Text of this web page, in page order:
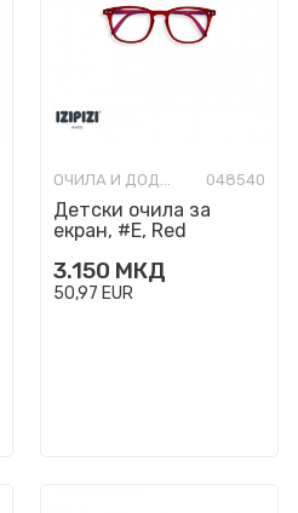
ОЧИЛА И ДОДАТОЦИ 048540
Детски очила за
екран, #E, Red
3.150 МКД
50,97 EUR